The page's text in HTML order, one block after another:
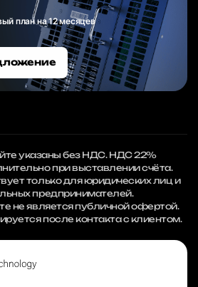
план на 12 месяцев
указаны без НДС. НДС 22%
при выставлении счёта.
только для юридических лиц и
предпринимателей.
не является публичной офертой.
после контакта с клиентом.